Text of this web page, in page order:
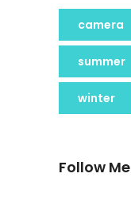
camera
summer
winter
Follow Me